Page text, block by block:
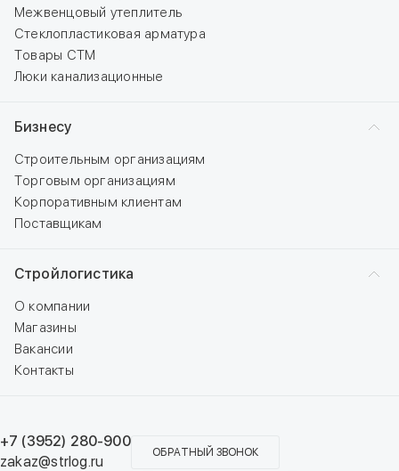
Межвенцовый утеплитель
Стеклопластиковая арматура
Товары СТМ
Люки канализационные
Бизнесу
Строительным организациям
Торговым организациям
Корпоративным клиентам
Поставщикам
Стройлогистика
О компании
Магазины
Вакансии
Контакты
+7 (3952) 280-900
zakaz@strlog.ru
ОБРАТНЫЙ ЗВОНОК